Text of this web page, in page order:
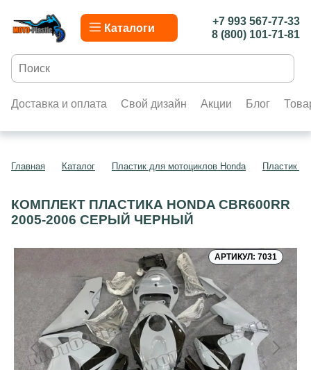
Каталоги
+7 993 567-77-33
8 (800) 101-71-81
Доставка и оплата Свой дизайн Акции Блог
Главная Каталог Пластик для мотоциклов Honda Пластик
КОМПЛЕКТ ПЛАСТИКА HONDA CBR600RR
2005-2006 СЕРЫЙ ЧЕРНЫЙ
АРТИКУЛ: 7031